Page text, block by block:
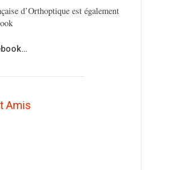
d’Orthoptique est également
Amis